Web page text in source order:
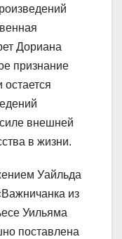
Дориана
признание
остается
внешней
в жизни.
Уайльда
из
Уильяма
поставлена